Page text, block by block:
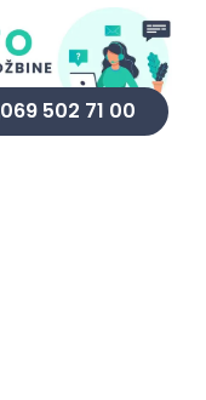
069 502 71 00